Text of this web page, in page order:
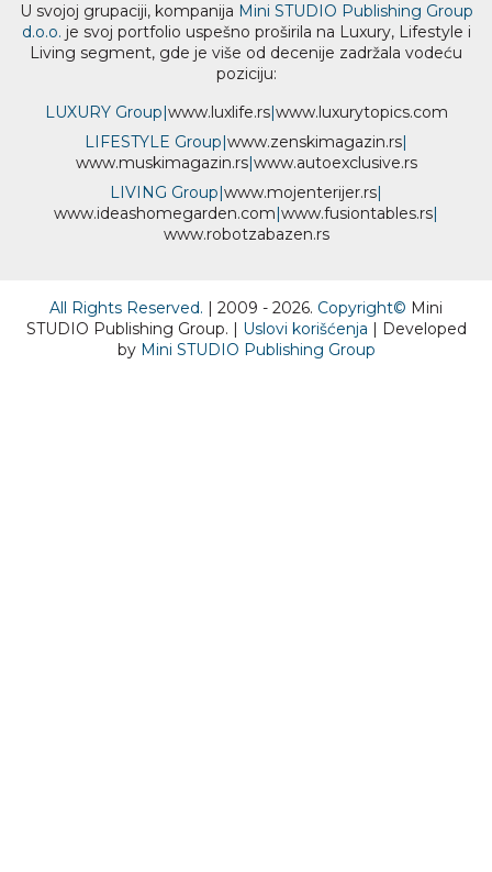
U svojoj grupaciji, kompanija Mini STUDIO Publishing Group
d.o.o. je svoj portfolio uspešno proširila na Luxury, Lifestyle i
Living segment, gde je više od decenije zadržala vodeću
poziciju:
LUXURY Group|www.luxlife.rs|www.luxurytopics.com
LIFESTYLE Group|www.zenskimagazin.rs|
www.muskimagazin.rs|www.autoexclusive.rs
LIVING Group|www.mojenterijer.rs|
www.ideashomegarden.com|www.fusiontables.rs|
www.robotzabazen.rs
All Rights Reserved. | 2009 - 2026. Copyright© Mini
STUDIO Publishing Group. | Uslovi korišćenja | Developed
by Mini STUDIO Publishing Group